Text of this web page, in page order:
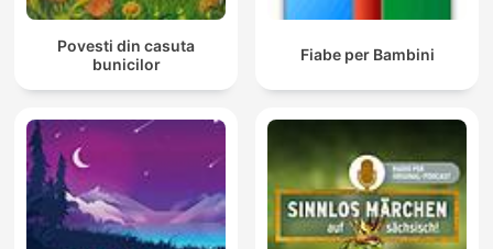
Povesti din casuta
bunicilor
Fiabe per Bambini